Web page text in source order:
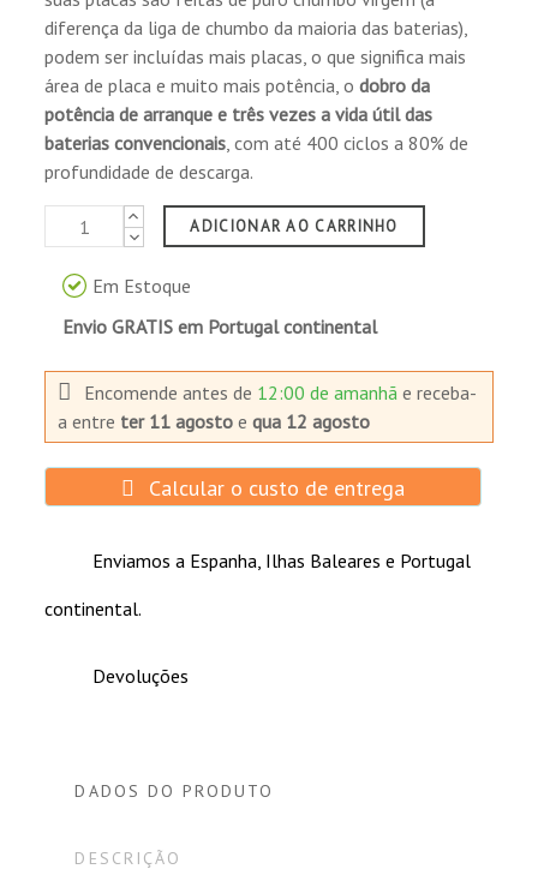
diferença da liga de chumbo da maioria das baterias),
podem ser incluídas mais placas, o que significa mais
área de placa e muito mais potência, odobro da
potência de arranque e três vezes a vida útil das
baterias convencionais, com até 400 ciclos a 80% de
profundidade de descarga.
ADICIONAR AO CARRINHO
Em Estoque
Envio GRATIS em Portugal continental
Encomende antes de 12:00 de amanhãe receba-
aentre ter 11 agosto equa 12 agosto
Calcular o custo de entrega
Enviamos a Espanha, Ilhas Baleares e Portugal
continental.
Devoluções
DADOS DO PRODUTO
DESCRIÇÃO
potencia a esta batería,,, estoy cambiando la
anterior después de 6 años de uso sin un solo
problema , la anterior era 220, CCA, y está la
rebajaron a 170 CCA
Comprador Verificado
Publicado el 1/21/20, 5:50 PM
Todo correcto. Envío rápido y sin problemas.
Comprador Verificado
Todo perfecto, envío y la batería
Comprador Verificado